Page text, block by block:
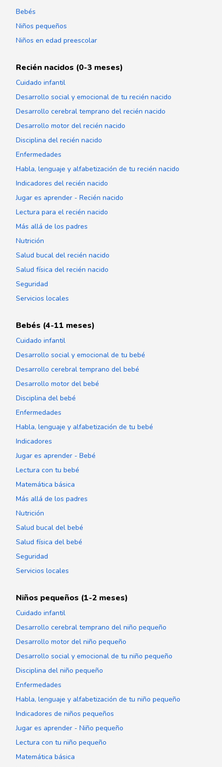
Bebés
Niños pequeños
Niños en edad preescolar
Recién nacidos (0-3 meses)
Cuidado infantil
Desarrollo social y emocional de tu recién nacido
Desarrollo cerebral temprano del recién nacido
Desarrollo motor del recién nacido
Disciplina del recién nacido
Enfermedades
Habla, lenguaje y alfabetización de tu recién nacido
Indicadores del recién nacido
Jugar es aprender - Recién nacido
Lectura para el recién nacido
Más allá de los padres
Nutrición
Salud bucal del recién nacido
Salud física del recién nacido
Seguridad
Servicios locales
Bebés (4-11 meses)
Cuidado infantil
Desarrollo social y emocional de tu bebé
Desarrollo cerebral temprano del bebé
Desarrollo motor del bebé
Disciplina del bebé
Enfermedades
Habla, lenguaje y alfabetización de tu bebé
Indicadores
Jugar es aprender - Bebé
Lectura con tu bebé
Matemática básica
Más allá de los padres
Nutrición
Salud bucal del bebé
Salud física del bebé
Seguridad
Servicios locales
Niños pequeños (1-2 meses)
Cuidado infantil
Desarrollo cerebral temprano del niño pequeño
Desarrollo motor del niño pequeño
Desarrollo social y emocional de tu niño pequeño
Disciplina del niño pequeño
Enfermedades
Habla, lenguaje y alfabetización de tu niño pequeño
Indicadores de niños pequeños
Jugar es aprender - Niño pequeño
Lectura con tu niño pequeño
Matemática básica